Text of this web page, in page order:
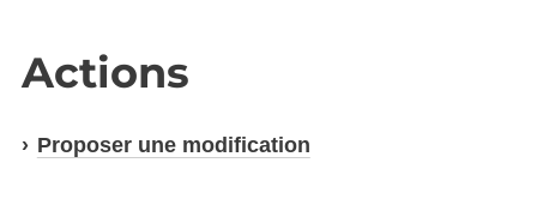
Actions
Proposer une modification